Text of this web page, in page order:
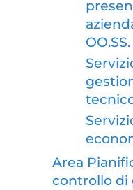
OO.SS.
Area
controllo di